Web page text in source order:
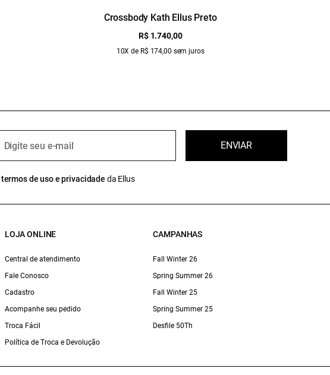
Crossbody Kath Ellus Preto
R$ 1.740,00
10X de R$ 174,00 sem juros
ENVIAR
termos de uso e privacidade da Ellus
LOJA ONLINE
Central de atendimento
Fale Conosco
Cadastro
Acompanhe seu pedido
Troca Fácil
Política de Troca e Devolução
CAMPANHAS
Fall Winter 26
Spring Summer 26
Fall Winter 25
Spring Summer 25
Desfile 50Th